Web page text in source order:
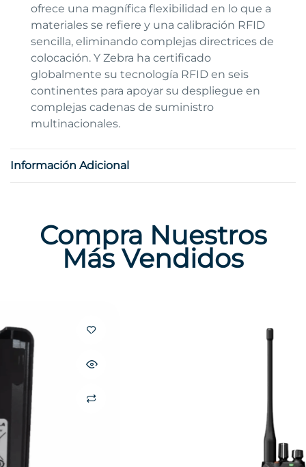
ofrece una magnífica flexibilidad en lo que a
materiales se refiere y una calibración RFID
sencilla, eliminando complejas directrices de
colocación. Y Zebra ha certificado
globalmente su tecnología RFID en seis
continentes para apoyar su despliegue en
complejas cadenas de suministro
multinacionales.
Información Adicional
Compra Nuestros
Más Vendidos